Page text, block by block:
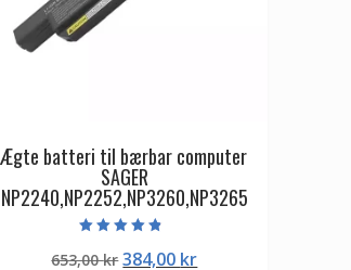
Ægte batteri til bærbar computer
SAGER
NP2240,NP2252,NP3260,NP3265
4.50
653,00krDen
384,00 krDen